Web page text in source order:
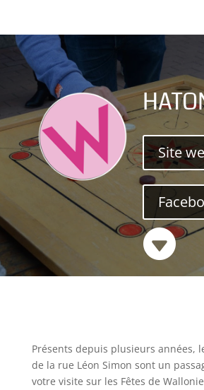
Site

Présents depuis plusieurs années,
de la rue Léon Simon sont un
votre visite sur les Fêtes de